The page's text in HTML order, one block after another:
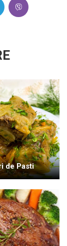
de Pasti